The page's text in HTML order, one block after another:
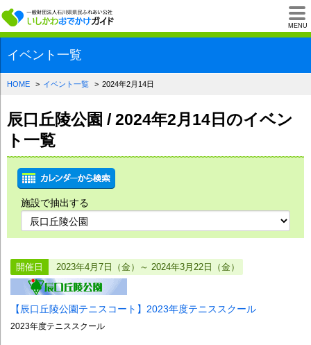
MENU
一般財団法人石川
イベント一覧
HOME イベント一覧 2024年2月14日
辰口丘陵公園 / 2024年2月14日のイベン
ト一覧
施設で抽出する
開催日 2023年4月7日（金）～ 2024年3月22日（金）
【辰口丘陵公園テニスコート】2023年度テニススクール
2023年度テニススクール